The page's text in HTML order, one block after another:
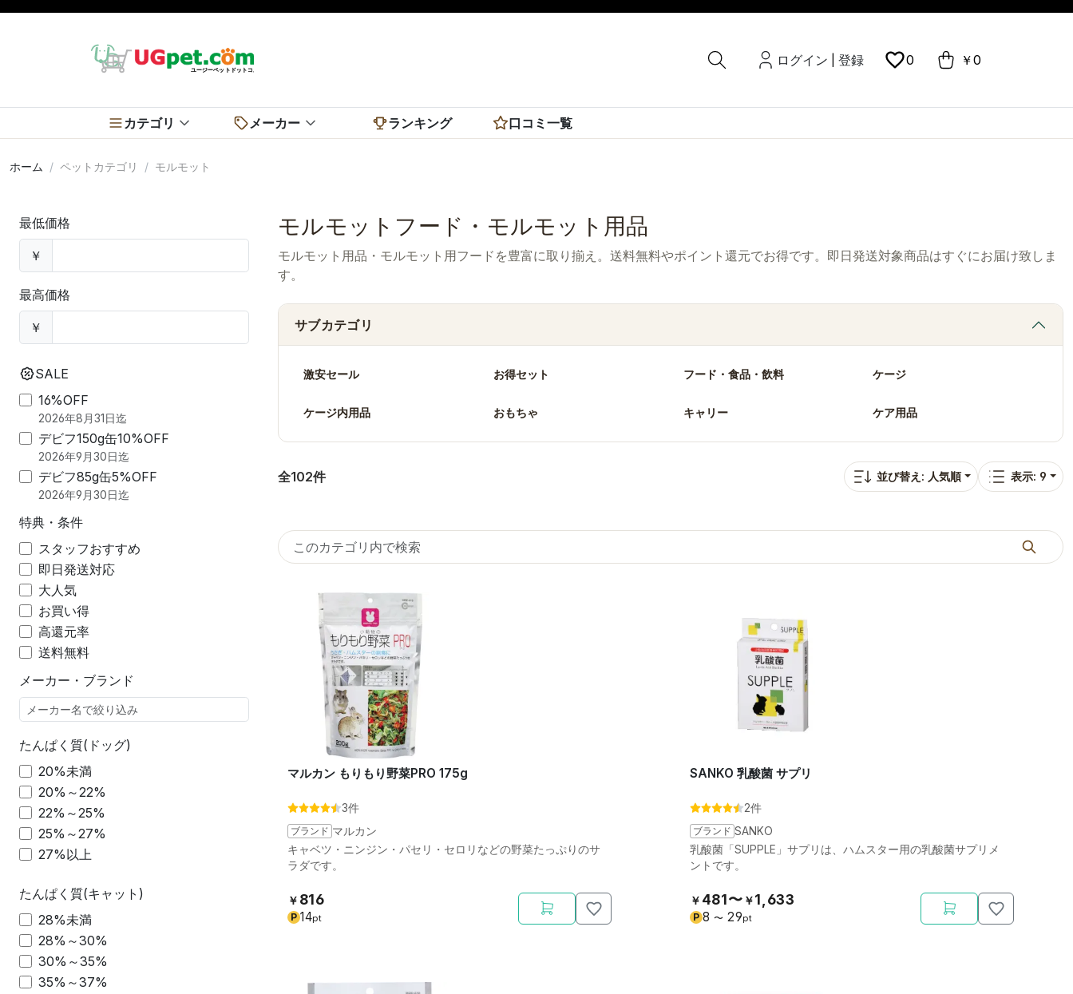
ログイン 登録 0 ￥0
カテゴリ メーカー ランキング 口コミ一覧
ホーム ペットカテゴリ モルモット
最低価格
￥
最高価格
￥
SALE
16%OFF
2026年8月31日迄
デビフ150g缶10%OFF
2026年9月30日迄
デビフ85g缶5%OFF
2026年9月30日迄
特典・条件
スタッフおすすめ
即日発送対応
大人気
お買い得
高還元率
送料無料
メーカー・ブランド
たんぱく質(ドッグ)
20%未満
20%～22%
22%～25%
25%～27%
27%以上
たんぱく質(キャット)
28%未満
28%～30%
30%～35%
35%～37%
モルモットフード・モルモット用品
モルモット用品・モルモット用フードを豊富に取り揃え。送料無料やポイント還元でお得です。即日発送対象商品はすぐにお届け致しま
す。
サブカテゴリ
激安セール お得セット フード・食品・飲料 ケージ
ケージ内用品 おもちゃ キャリー ケア用品
全102件 並び替え: 人気順 表示: 9
マルカン もりもり野菜PRO 175g
3件
ブランド マルカン
キャベツ・ニンジン・パセリ・セロリなどの野菜たっぷりのサ
ラダです。
￥ 816
P 14pt
SANKO 乳酸菌 サプリ
2件
ブランド SANKO
乳酸菌「SUPPLE」サプリは、ハムスター用の乳酸菌サプリメ
ントです。
￥ 481〜 ￥1,633
P 8 〜 29pt